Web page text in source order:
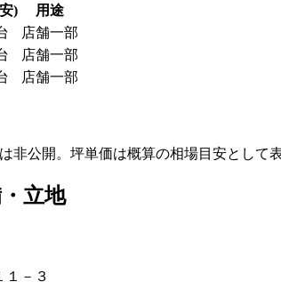
)
用途
店舗一部
店舗一部
店舗一部
非公開。坪単価は概算の相場目安として
立地
１－３